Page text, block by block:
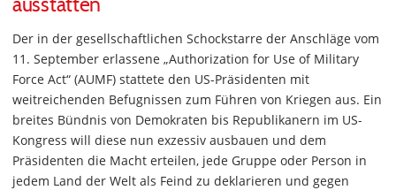
Der in der gesellschaftlichen Schockstarre der Anschläge vom
11. September erlassene „Authorization for Use of Military
Force Act“ (AUMF) stattete den US-Präsidenten mit
weitreichenden Befugnissen zum Führen von Kriegen aus. Ein
breites Bündnis von Demokraten bis Republikanern im US-
Kongress will diese nun exzessiv ausbauen und dem
Präsidenten die Macht erteilen, jede Gruppe oder Person in
jedem Land der Welt als Feind zu deklarieren und gegen